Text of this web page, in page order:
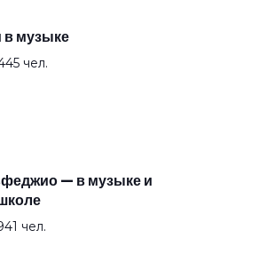
в музыке
чел.
— в музыке и
чел.